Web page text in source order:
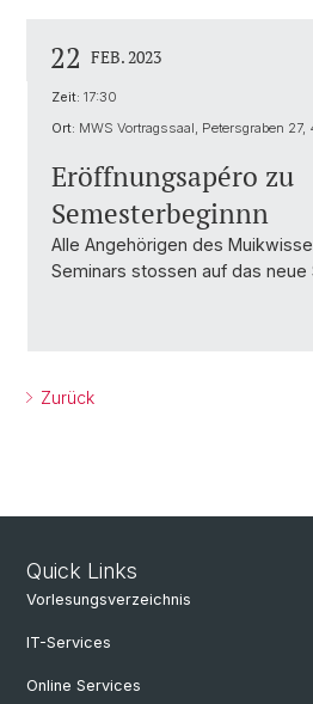
22 FEB. 2023
Zeit: 17:30
Ort: MWS Vortragssaal, Petersgraben 27,
Eröffnungsapéro zu
Semesterbeginnn
Alle Angehörigen des
Seminars stossen auf das neue
Zurück
Quick Links
Vorlesungsverzeichnis
IT-Services
Online Services